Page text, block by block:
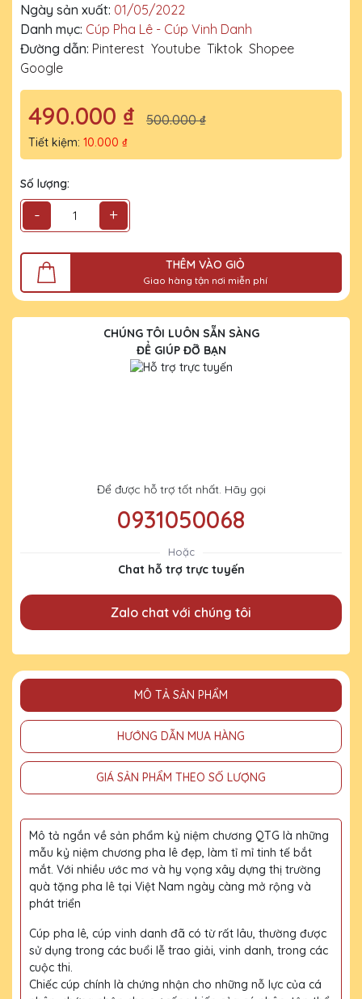
Ngày sản xuất: 01/05/2022
Danh mục: Cúp Pha Lê - Cúp Vinh Danh
Đường dẫn: Pinterest Youtube Tiktok Shopee
Google
490.000 ₫ 500.000 ₫
Tiết kiệm: 10.000 ₫
Số lượng:
- +
THÊM VÀO GIỎ
Giao hàng tận nơi miễn phí
CHÚNG TÔI LUÔN SẴN SÀNG
ĐỂ GIÚP ĐỠ BẠN
Để được hỗ trợ tốt nhất. Hãy gọi
0931050068
Hoặc
Chat hỗ trợ trực tuyến
Zalo chat với chúng tôi
MÔ TẢ SẢN PHẨM
HƯỚNG DẪN MUA HÀNG
GIÁ SẢN PHẨM THEO SỐ LƯỢNG
Mô tả ngắn về sản phẩm kỷ niệm chương QTG là những
mẫu kỷ niệm chương pha lê đẹp, làm tỉ mỉ tinh tế bắt
mắt. Với nhiều ước mơ và hy vọng xây dựng thị trường
quà tặng pha lê tại Việt Nam ngày càng mở rộng và
phát triển
Cúp pha lê, cúp vinh danh đã có từ rất lâu, thường được
sử dụng trong các buổi lễ trao giải, vinh danh, trong các
cuộc thi.
Chiếc cúp chính là chứng nhận cho những nỗ lực của cá